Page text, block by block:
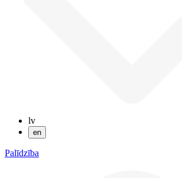
lv
en
Palīdzība